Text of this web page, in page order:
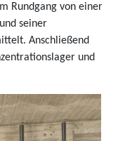
Rundgang von einer
seiner
Anschließend
und